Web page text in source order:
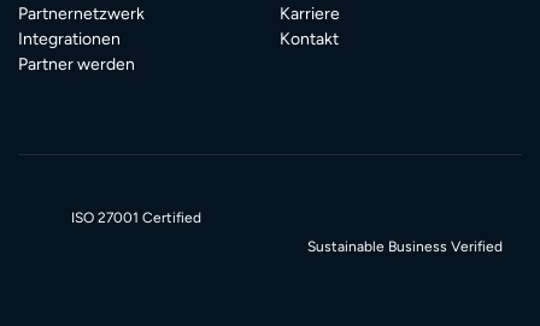
Partnernetzwerk
Integrationen
Partner werden
Karriere
Kontakt
ISO 27001 Certified
Sustainable Business Verified